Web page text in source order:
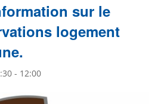
sur le
logement
- 12:00